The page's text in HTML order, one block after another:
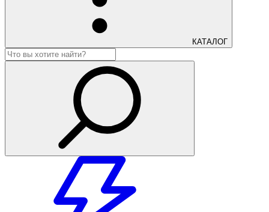
КАТАЛОГ